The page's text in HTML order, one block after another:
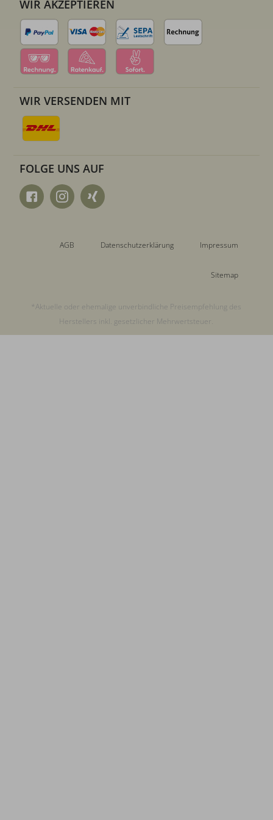
WIR AKZEPTIEREN
WIR VERSENDEN MIT
FOLGE UNS AUF
AGB Datenschutzerklärung Impressum
Sitemap
*Aktuelle oder ehemalige unverbindliche Preisempfehlung des
Herstellers inkl. gesetzlicher Mehrwertsteuer.